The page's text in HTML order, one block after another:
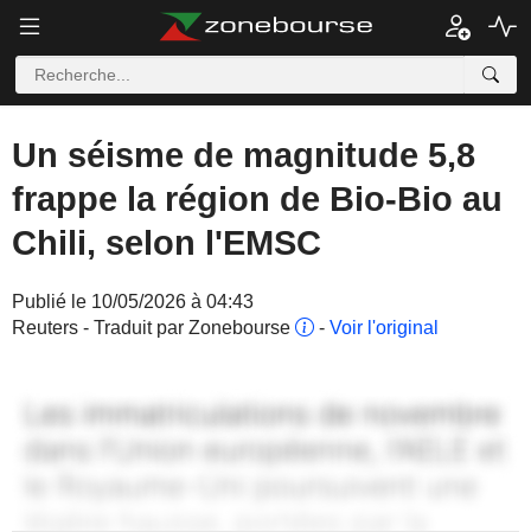
Un séisme de magnitude 5,8
frappe la région de Bio-Bio au
Chili, selon l'EMSC
Publié le 10/05/2026 à 04:43
Reuters - Traduit par Zonebourse
- Voir l'original